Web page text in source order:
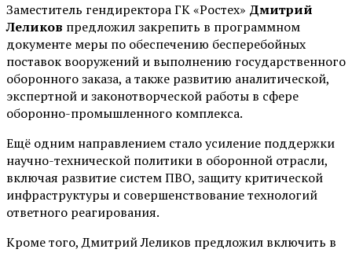
Заместитель гендиректора ГК «Ростех» Дмитрий
Леликов предложил закрепить в программном
документе меры по обеспечению бесперебойных
поставок вооружений и выполнению государственного
оборонного заказа, а также развитию аналитической,
экспертной и законотворческой работы в сфере
оборонно-промышленного комплекса.
Ещё одним направлением стало усиление поддержки
научно-технической политики в оборонной отрасли,
включая развитие систем ПВО, защиту критической
инфраструктуры и совершенствование технологий
ответного реагирования.
Кроме того, Дмитрий Леликов предложил включить в